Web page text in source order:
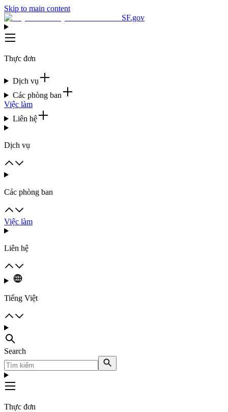
Skip to main content
SF.gov
Thực đơn
Dịch vụ
Các phòng ban
Việc làm
Liên hệ
Dịch vụ
Các phòng ban
Việc làm
Liên hệ
Tiếng Việt
Search
Thực đơn